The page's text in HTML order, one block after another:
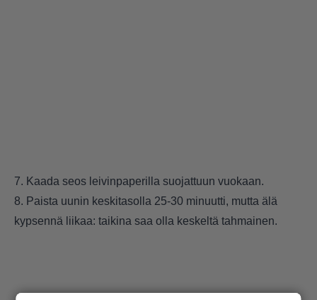
7. Kaada seos leivinpaperilla suojattuun vuokaan.
8. Paista uunin keskitasolla 25-30 minuutti, mutta älä
kypsennä liikaa: taikina saa olla keskeltä tahmainen.